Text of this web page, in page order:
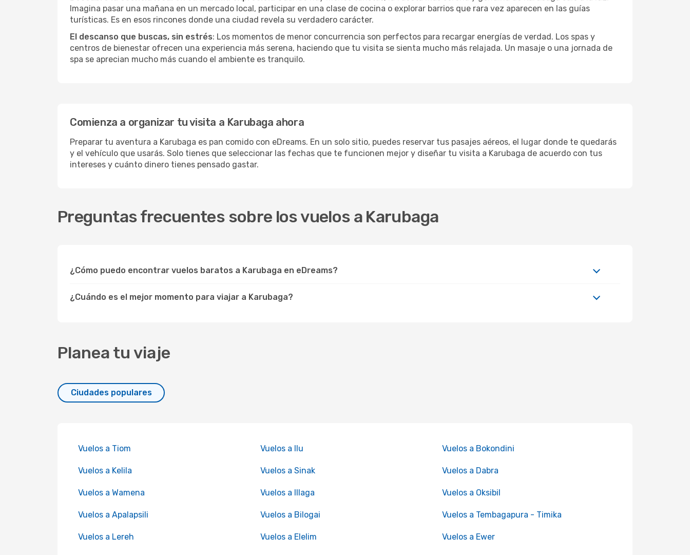
Imagina pasar una mañana en un mercado local, participar en una clase de cocina o explorar barrios que rara vez aparecen en las guías
turísticas. Es en esos rincones donde una ciudad revela su verdadero carácter.
El descanso que buscas, sin estrés: Los momentos de menor concurrencia son perfectos para recargar energías de verdad. Los spas y
centros de bienestar ofrecen una experiencia más serena, haciendo que tu visita se sienta mucho más relajada. Un masaje o una jornada de
spa se aprecian mucho más cuando el ambiente es tranquilo.
Comienza a organizar tu visita a Karubaga ahora
Preparar tu aventura a Karubaga es pan comido con eDreams. En un solo sitio, puedes reservar tus pasajes aéreos, el lugar donde te quedarás
y el vehículo que usarás. Solo tienes que seleccionar las fechas que te funcionen mejor y diseñar tu visita a Karubaga de acuerdo con tus
intereses y cuánto dinero tienes pensado gastar.
Preguntas frecuentes sobre los vuelos a Karubaga
¿Cómo puedo encontrar vuelos baratos a Karubaga en eDreams?
¿Cuándo es el mejor momento para viajar a Karubaga?
Planea tu viaje
Ciudades populares
Vuelos a Tiom Vuelos a Ilu Vuelos a Bokondini
Vuelos a Kelila Vuelos a Sinak Vuelos a Dabra
Vuelos a Wamena Vuelos a Illaga Vuelos a Oksibil
Vuelos a Apalapsili Vuelos a Bilogai Vuelos a Tembagapura - Timika
Vuelos a Lereh Vuelos a Elelim Vuelos a Ewer